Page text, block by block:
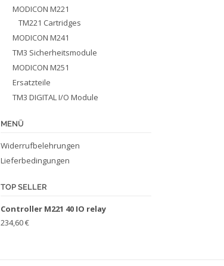
MODICON M221
TM221 Cartridges
MODICON M241
TM3 Sicherheitsmodule
MODICON M251
Ersatzteile
TM3 DIGITAL I/O Module
MENÜ
Widerrufbelehrungen
Lieferbedingungen
TOP SELLER
Controller M221 40 IO relay
234,60€